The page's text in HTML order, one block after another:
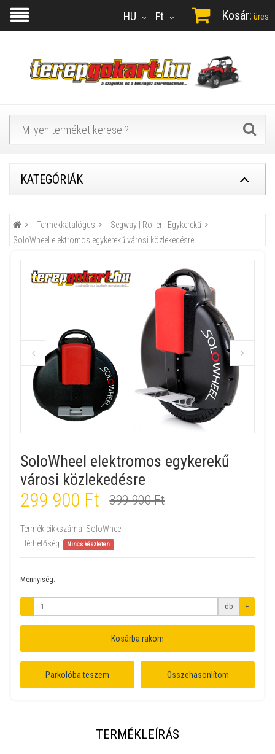
Ft
HU Kosár: üres
KATEGÓRIÁK
Termékkatalógus
Segway | Roller | Egykerekű
SoloWheel elektromos egykerekű városi közlekedésre
SoloWheel elektromos egykerekű
városi közlekedésre
299 900 Ft 399 900 Ft
Termék cikkszáma: SoloWheel
Elérhetőség:
Nincs készleten
Mennyiség:
- db +
Kosárba rakom
Parkolóba teszem Összehasonlítom
TERMÉKLEÍRÁS